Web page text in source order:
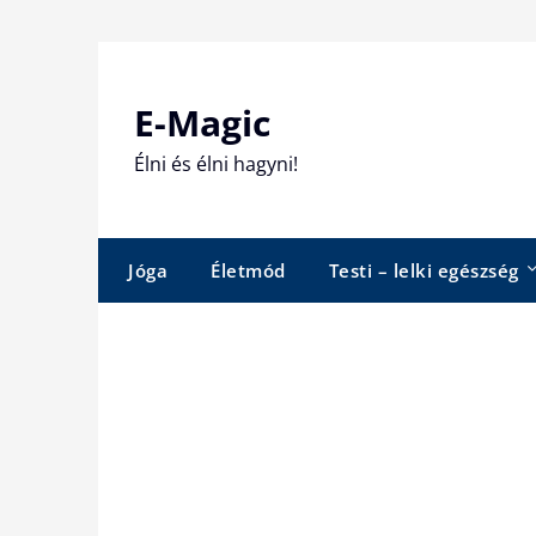
E-Magic
Élni és élni hagyni!
Jóga Életmód Testi – lelki egészség